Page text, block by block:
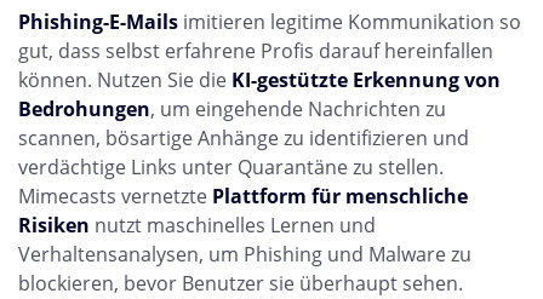
Phishing-E-Mails imitieren legitime Kommunikation so
gut, dass selbst erfahrene Profis darauf hereinfallen
können. Nutzen Sie die KI-gestützte Erkennung von
Bedrohungen, um eingehende Nachrichten zu
scannen, bösartige Anhänge zu identifizieren und
verdächtige Links unter Quarantäne zu stellen.
Mimecasts vernetzte Plattform für menschliche
Risiken nutzt maschinelles Lernen und
Verhaltensanalysen, um Phishing und Malware zu
blockieren, bevor Benutzer sie überhaupt sehen.